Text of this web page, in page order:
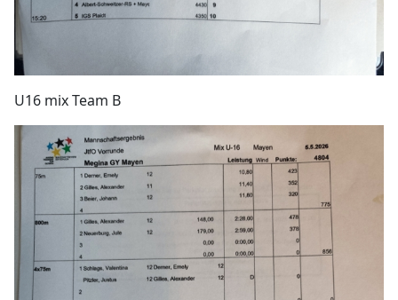
U16 mix Team B